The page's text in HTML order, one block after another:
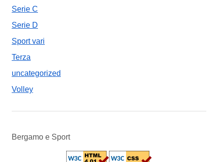
Serie C
Serie D
Sport vari
Terza
uncategorized
Volley
Bergamo e Sport